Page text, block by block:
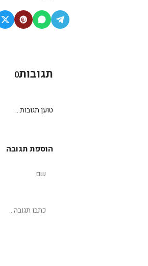
תגובות0
טוען תגובות...
הוספת תגובה